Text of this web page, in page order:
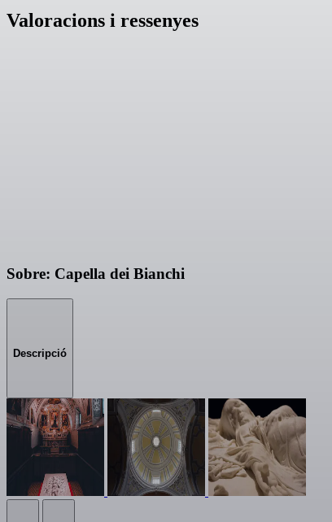
Valoracions i ressenyes
Sobre: Capella dei Bianchi
Descripció